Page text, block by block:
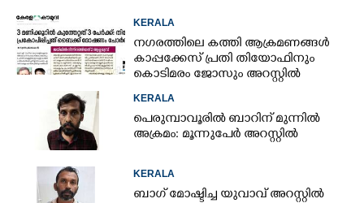
KERALA
നഗരത്തിലെ കത്തി ആക്രമണങ്ങൾ
കാപ്പക്കേസ് പ്രതി തിയോഫിനും
കൊടിമരം ജോസും അറസ്റ്റിൽ
KERALA
പെരുമ്പാവൂരിൽ ബാറിന് മുന്നിൽ
അക്രമം: മൂന്നുപേർ അറസ്റ്റിൽ
KERALA
ബാഗ് മോഷ്ടിച്ച യുവാവ് അറസ്റ്റിൽ